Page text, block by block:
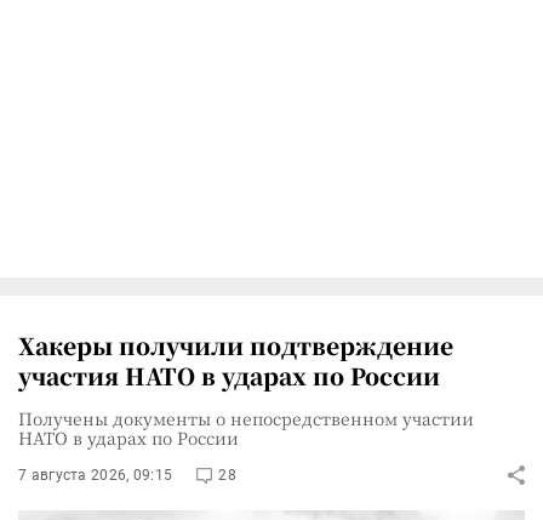
Хакеры получили подтверждение
участия НАТО в ударах по России
Получены документы о непосредственном участии
НАТО в ударах по России
7 августа 2026, 09:15 28